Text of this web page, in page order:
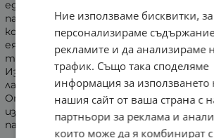
едновременен климакс и интензивно
партньорите. Лубрикантът съдържа
който помага на него да контролира и
еякулацията, а комбинацията от
точки, помагат за ускоряване на
Изработени са от прозрачен
латекс, лубрикирани и завършващи с
On форма, която лесно приляга и
изключителен комфорт и максимална
партньорите.
Ние използваме бисквитки,
персонализираме
рекламите и да анализираме
трафик. Също така споделяме
информация за използването
нашия сайт от ваша страна с
партньори за реклама и
които може да я комбинират с